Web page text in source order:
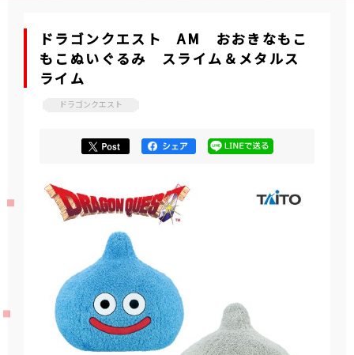
ドラゴンクエスト AM おおきなもこ
もこぬいぐるみ スライム＆メタルス
ライム
ドラゴンクエスト